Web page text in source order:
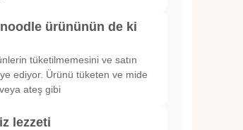
noodle ürününün de ki
tüketilmemesini ve satın
ediyor. Ürünü tüketen ve mide
ateş gibi
lezzeti